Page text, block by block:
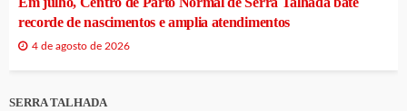
recorde de nascimentos e amplia atendimentos
4 de agosto de 2026
SERRA TALHADA